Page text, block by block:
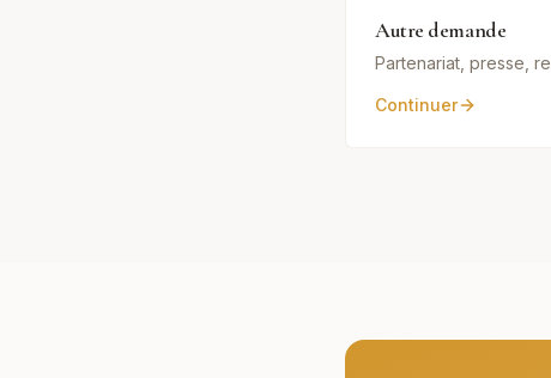
Autre demande
Partenariat, presse,
Continuer